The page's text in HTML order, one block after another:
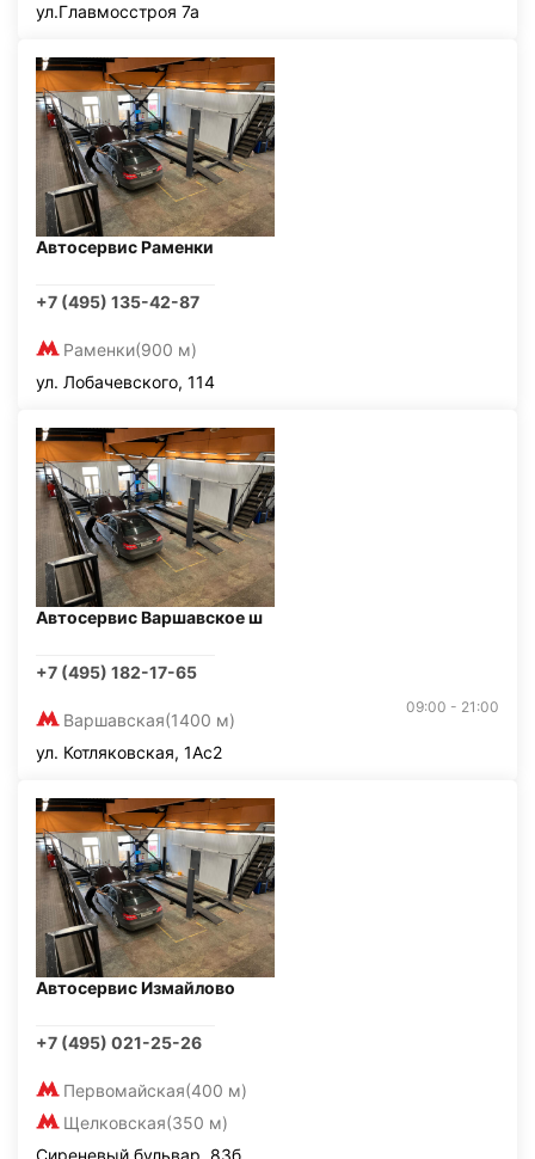
ул.Главмосстроя 7а
Автосервис Раменки
+7 (495) 135-42-87
Раменки(900 м)
ул. Лобачевского, 114
Автосервис Варшавское ш
+7 (495) 182-17-65
Варшавская(1400 м)
09:00 - 21:00
ул. Котляковская, 1Ас2
Автосервис Измайлово
+7 (495) 021-25-26
Первомайская(400 м)
Щелковская(350 м)
Сиреневый бульвар, 83б